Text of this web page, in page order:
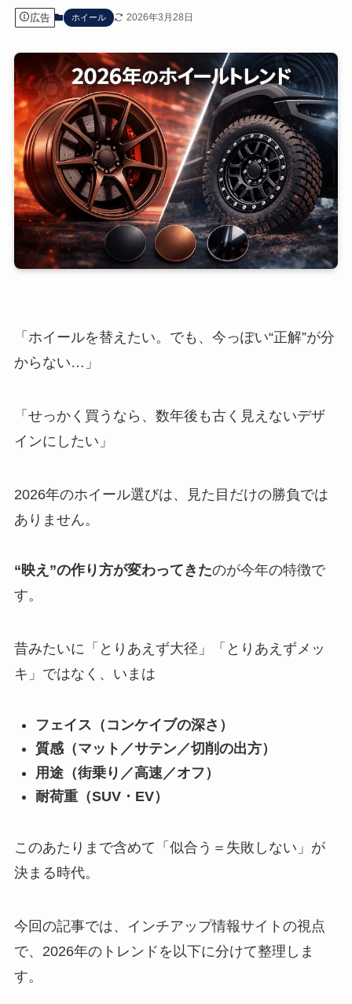
広告 ホイール 2026年3月28日
「ホイールを替えたい。でも、今っぽい“正解”が分
からない…」
「せっかく買うなら、数年後も古く見えないデザ
インにしたい」
2026年のホイール選びは、見た目だけの勝負では
ありません。
“映え”の作り方が変わってきたのが今年の特徴で
す。
昔みたいに「とりあえず大径」「とりあえずメッ
キ」ではなく、いまは
フェイス（コンケイブの深さ）
質感（マット／サテン／切削の出方）
用途（街乗り／高速／オフ）
耐荷重（SUV・EV）
このあたりまで含めて「似合う＝失敗しない」が
決まる時代。
今回の記事では、インチアップ情報サイトの視点
で、2026年のトレンドを以下に分けて整理しま
す。